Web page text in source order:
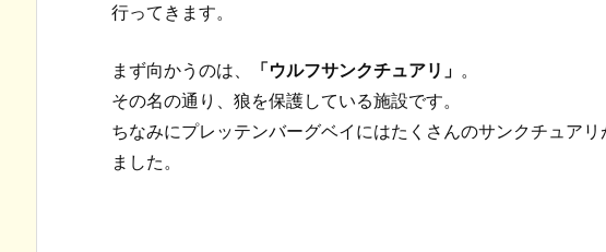
行ってきます。
まず向かうのは、 「ウルフサンクチュアリ」 。
その名の通り、狼を保護している施設です。
ちなみにプレッテンバーグベイにはたくさんのサンクチュア
ました。